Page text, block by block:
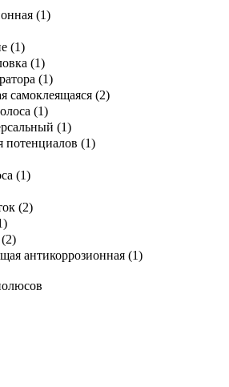
(1)
(1)
(1)
(1)
самоклеящаяся (2)
(1)
(1)
(1)
(1)
(2)
)
2)
антикоррозионная (1)